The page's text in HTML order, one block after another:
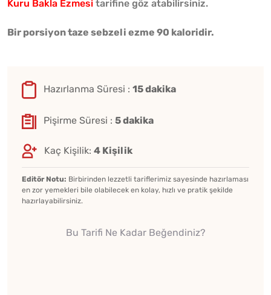
Kuru Bakla Ezmesi tarifine göz atabilirsiniz.
Bir porsiyon taze sebzeli ezme 90 kaloridir.
Hazırlanma Süresi : 15 dakika
Pişirme Süresi : 5 dakika
Kaç Kişilik: 4 Kişilik
Editör Notu: Birbirinden lezzetli tariflerimiz sayesinde hazırlaması
en zor yemekleri bile olabilecek en kolay, hızlı ve pratik şekilde
hazırlayabilirsiniz.
Bu Tarifi Ne Kadar Beğendiniz?